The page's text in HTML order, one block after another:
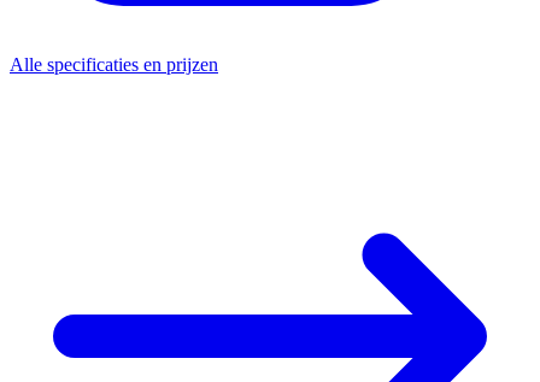
Alle specificaties en prijzen